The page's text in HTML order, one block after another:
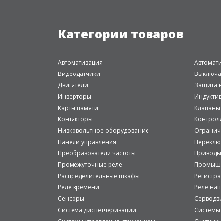
Категории товаров
Автоматизация
Видеодатчики
Двигатели
Защита
Инверторы
Карты памяти
Клапаны
Контакторы
Низковольтное оборудование
Панели управления
Преобразователи частоты
Приводы
Промежуточные реле
Распределительные шкафы
Реле времени
Реле
Сенсоры
Система диспетчеризации
Системы